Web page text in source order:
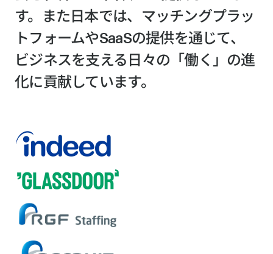
す。また日本では、マッチングプラッ
トフォームやSaaSの提供を通じて、
ビジネスを支える日々の「働く」の進
化に貢献しています。